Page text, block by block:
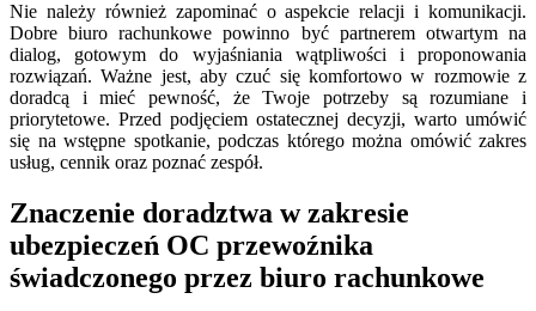
Nie należy również zapominać o aspekcie relacji i komunikacji.
Dobre biuro rachunkowe powinno być partnerem otwartym na
dialog, gotowym do wyjaśniania wątpliwości i proponowania
rozwiązań. Ważne jest, aby czuć się komfortowo w rozmowie z
doradcą i mieć pewność, że Twoje potrzeby są rozumiane i
priorytetowe. Przed podjęciem ostatecznej decyzji, warto umówić
się na wstępne spotkanie, podczas którego można omówić zakres
usług, cennik oraz poznać zespół.
Znaczenie doradztwa w zakresie
ubezpieczeń OC przewoźnika
świadczonego przez biuro rachunkowe